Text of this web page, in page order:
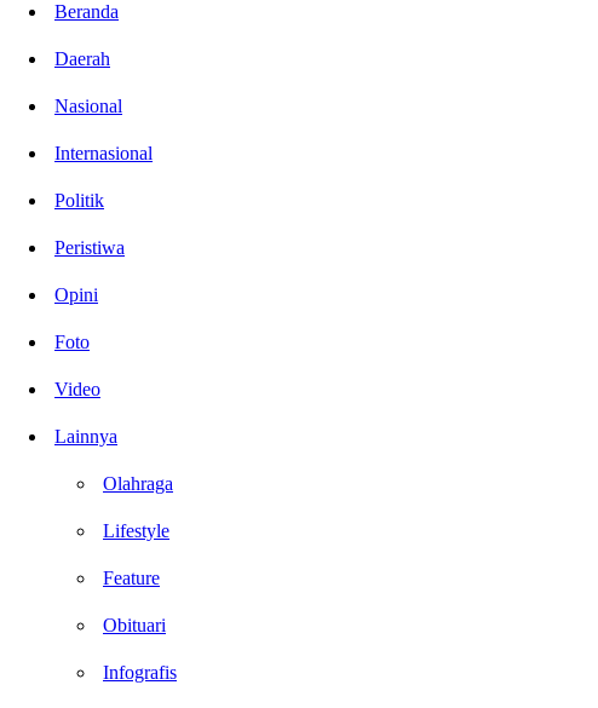
Beranda
Daerah
Nasional
Internasional
Politik
Peristiwa
Opini
Foto
Video
Lainnya
Olahraga
Lifestyle
Feature
Obituari
Infografis